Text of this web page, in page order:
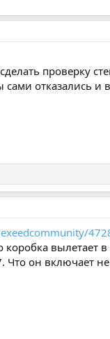
проверку
отказались и
Что он включает